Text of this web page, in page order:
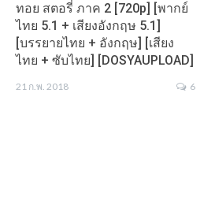
ทอย สตอรี่ ภาค 2 [720p] [พากย์
ไทย 5.1 + เสียงอังกฤษ 5.1]
[บรรยายไทย + อังกฤษ] [เสียง
ไทย + ซับไทย] [DOSYAUPLOAD]
21 ก.พ. 2018 6